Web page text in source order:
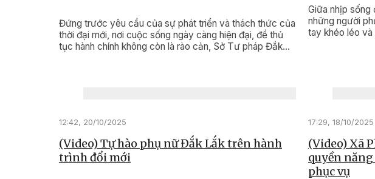
Đứng trước yêu cầu của sự phát triển và thách thức của
thời đại mới, nơi cuộc sống ngày càng hiện đại, để thủ
tục hành chính không còn là rào cản, Sở Tư pháp Đắk
Giữa nhịp sống
những người
tay khéo léo
12:42, 20/10/2025
(Video) Tự hào phụ nữ Đắk Lắk trên hành
trình đổi mới
17:29, 18/10/2025
(Video) Xã
quyền
phục vụ